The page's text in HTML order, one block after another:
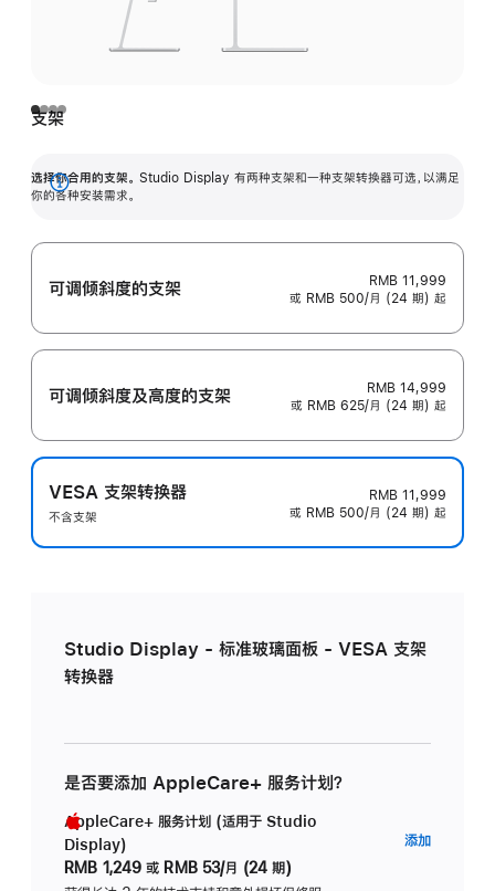
支架
选择你合用的支架。 Studio Display 有两种支架和一种支架转换器可选，以满足
你的各种安装需求。
展
可调倾斜度的支架
RMB 11,999
或 RMB 500/月 (24 期) 起
可调倾斜度及高‍度的支‍架
RMB 14,999
或 RMB 625/月 (24 期) 起
VESA 支架转换器
不含支架
RMB 11,999
或 RMB 500/月 (24 期) 起
Studio Display - 标准玻璃面板 - VESA 支架
转换器
是否要添加 AppleCare+ 服务计划？
AppleCare+ 服务计划 (适用于 Studio
Display)
RMB 1,249 或 RMB 53/月 (24 期)
添加